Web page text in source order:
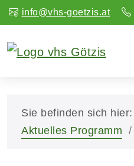
info@vhs-goetzis.at
Sie befinden sich hier:
Aktuelles Programm